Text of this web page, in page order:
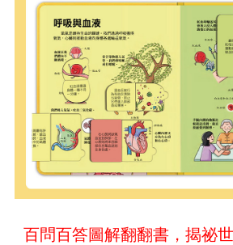
百問百答圖解翻翻書，揭祕